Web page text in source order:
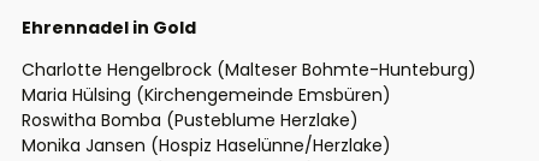
Ehrennadel in Gold
Charlotte Hengelbrock (Malteser Bohmte-Hunteburg)
Maria Hülsing (Kirchengemeinde Emsbüren)
Roswitha Bomba (Pusteblume Herzlake)
Monika Jansen (Hospiz Haselünne/Herzlake)